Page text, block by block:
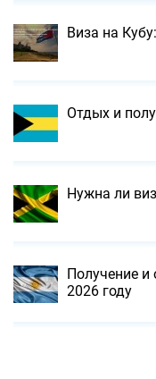
Виза на
Отдых и
Нужна ли
Получение и
2026 году